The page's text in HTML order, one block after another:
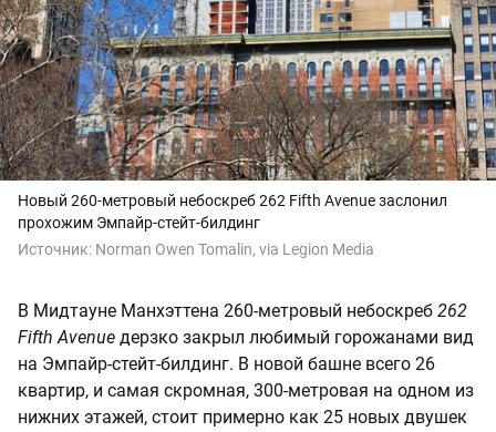
Новый 260-метровый небоскреб 262 Fifth Avenue заслонил
прохожим Эмпайр-стейт-билдинг
Источник: Norman Owen Tomalin, via Legion Media
В Мидтауне Манхэттена 260-метровый небоскреб 262
Fifth Avenue дерзко закрыл любимый горожанами вид
на Эмпайр-стейт-билдинг. В новой башне всего 26
квартир, и самая скромная, 300-метровая на одном из
нижних этажей, стоит примерно как 25 новых двушек